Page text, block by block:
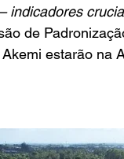
de
estarão na